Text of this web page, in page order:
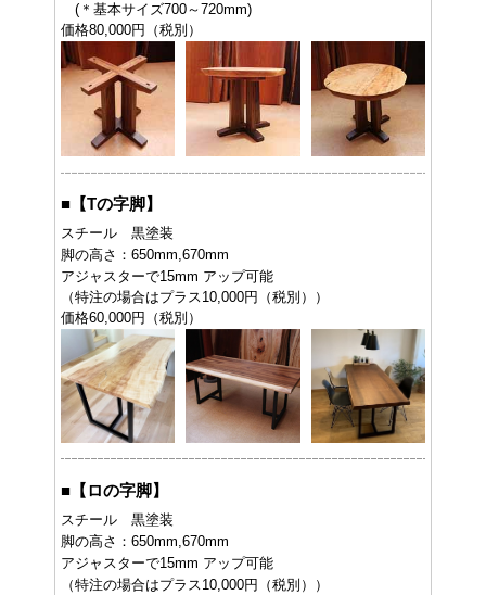
(＊基本サイズ700～720mm)
価格80,000円（税別）
■ 【Tの字脚】
スチール 黒塗装
脚の高さ：650mm,670mm
アジャスターで15mm アップ可能
（特注の場合はプラス10,000円（税別））
価格60,000円（税別）
■ 【ロの字脚】
スチール 黒塗装
脚の高さ：650mm,670mm
アジャスターで15mm アップ可能
（特注の場合はプラス10,000円（税別））